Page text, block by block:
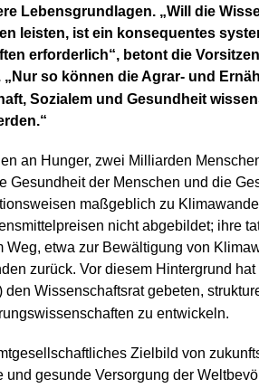
Lebensgrundlagen. „Will die
leisten, ist ein konsequentes
erforderlich“, betont die
so können die Agrar- und
Sozialem und Gesundheit
an Hunger, zwei Milliarden
Gesundheit der Menschen und die
maßgeblich zu
nicht abgebildet; ihre
etwa zur Bewältigung von
zurück. Vor diesem Hintergrund
den Wissenschaftsrat gebeten,
zu entwickeln.
Zielbild von
gesunde Versorgung der